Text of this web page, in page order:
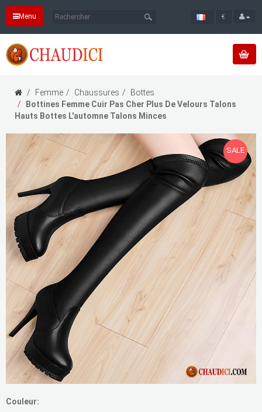
Menu €
Femme Chaussures
Bottes
Bottines Femme Cuir Pas Cher Plus De Velours Talons
Hauts Bottes L'automne Talons Minces
SALE
Couleur: